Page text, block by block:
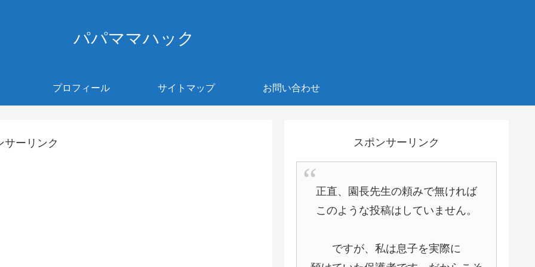
パパママハック
プロフィール サイトマップ お問い合わせ
サーリンク スポンサーリンク
正直、園長先生の頼みで無ければ
このような投稿はしていません。
ですが、私は息子を実際に